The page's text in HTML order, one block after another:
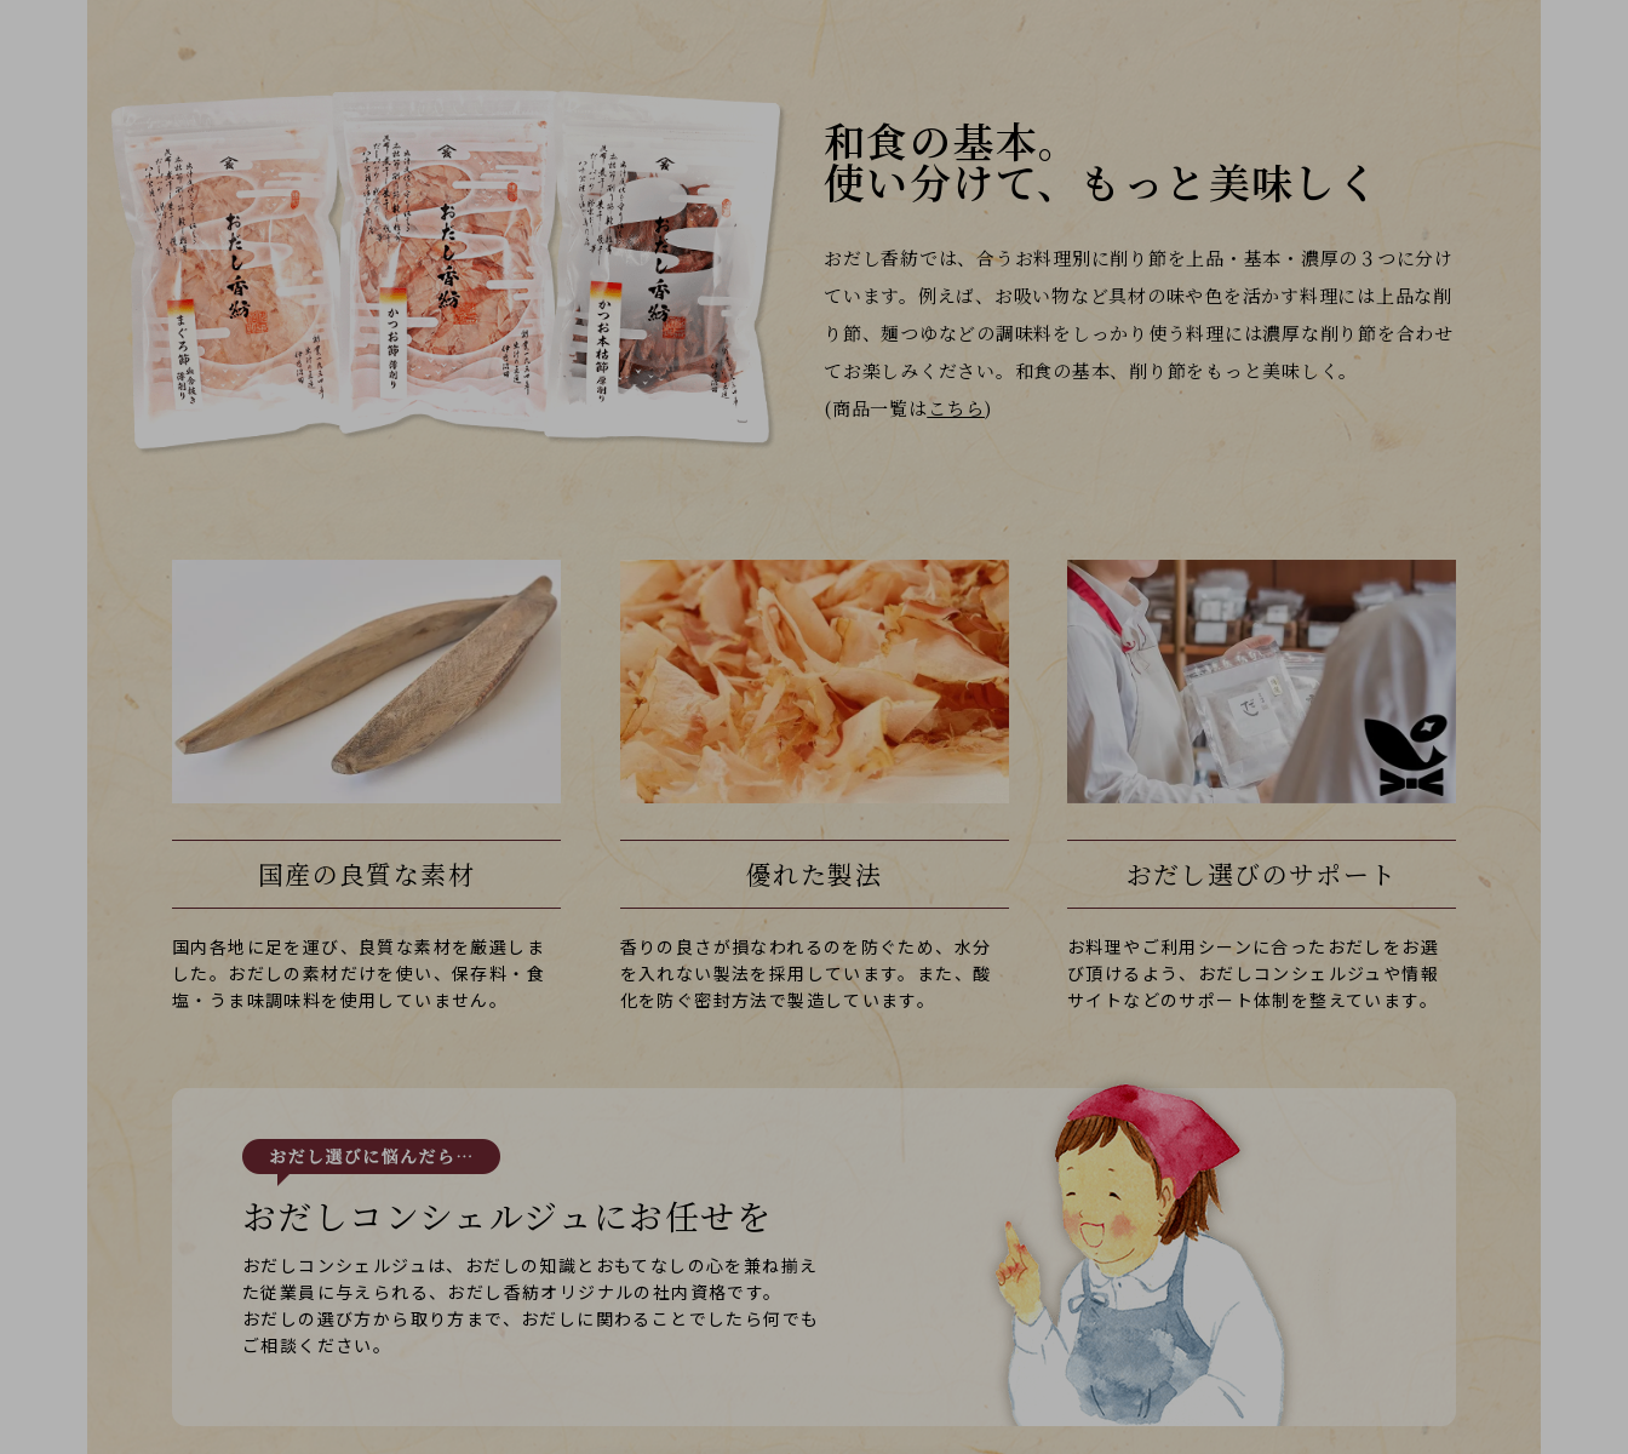
和食の基本。
使い分けて、 もっと美味しく
おだし香紡では、合うお料理別に削り節を上品・基本・濃厚の３つに分け
ています。 例えば、お吸い物など具材の味や色を活かす料理には上品な削
り節、麺つゆなどの調味料を しっかり使う料理には濃厚な削り節を合わせ
てお楽しみください。和食の基本、削り節をもっと美味しく。
(商品一覧はこちら)
国産の良質な素材
国内各地に足を運び、良質な素材を厳選しま
した。おだしの素材だけを使い、保存料・食
塩・うま味調味料を使用していません。
優れた製法
香りの良さが損なわれるのを防ぐため、水分
を入れない製法を採用しています。また、酸
化を防ぐ密封方法で製造しています。
おだし選びのサポート
お料理やご利用シーンに合ったおだしをお選
び頂けるよう、おだしコンシェルジュや情報
サイトなどのサポート体制を整えています。
おだしコンシェルジュにお任せを
おだしコンシェルジュは、おだしの知識とおもてなしの心を兼ね揃え
た従業員に与えられる、おだし香紡オリジナルの社内資格です。
おだしの選び方から取り方まで、おだしに関わることでしたら何でも
ご相談ください。